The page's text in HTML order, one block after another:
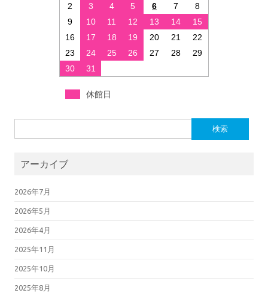
2
3 4 5 6 7
8
9
10 11 12 13 14
15
16
17 18 19 20 21
22
23
24 25 26 27 28
29
30
31
休館日
アーカイブ
2026年7月
2026年5月
2026年4月
2025年11月
2025年10月
2025年8月